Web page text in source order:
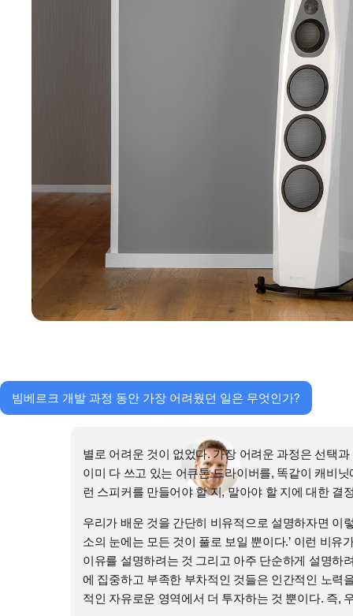
빔베르크 개발 과정 동안 가장 어려웠던 일은 무엇인가?
별로 어려운 것이 없었다. 가장 어려운 과정은 선택
이미 다 쓰고 있는 어큐톤 드라이버를, 똑같이 캐비
런 스피커를 만들어야 할 지, 말아야 할 지에 대한 결
우리가 배운 것을 간단히 비유적으로 설명하자면 이
소의 눈에는 모든 것이 풀로 보일 뿐이다.’ 이런 비
이유를 설명하려는 것 그리고 아주 단순하게 설명하
에 집중하고 부족한 부차적인 것들은 인간적인 노력
적인 자유로운 영역에서 더 투자하는 것 뿐이다. 즉,